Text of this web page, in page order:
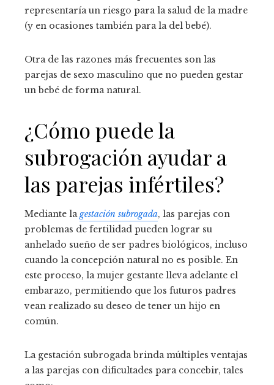
representaría un riesgo para la salud de la madre
(y en ocasiones también para la del bebé).
Otra de las razones más frecuentes son las
parejas de sexo masculino que no pueden gestar
un bebé de forma natural.
¿Cómo puede la
subrogación ayudar a
las parejas infértiles?
Mediante lagestación subrogada, las parejas con
problemas de fertilidad pueden lograr su
anhelado sueño de ser padres biológicos, incluso
cuando la concepción natural no es posible. En
este proceso, la mujer gestante lleva adelante el
embarazo, permitiendo que los futuros padres
vean realizado su deseo de tener un hijo en
común.
La gestación subrogada brinda múltiples ventajas
a las parejas con dificultades para concebir, tales